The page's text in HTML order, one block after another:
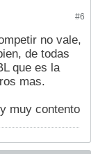
#6
no vale,
de todas
que es la
mas.
muy contento